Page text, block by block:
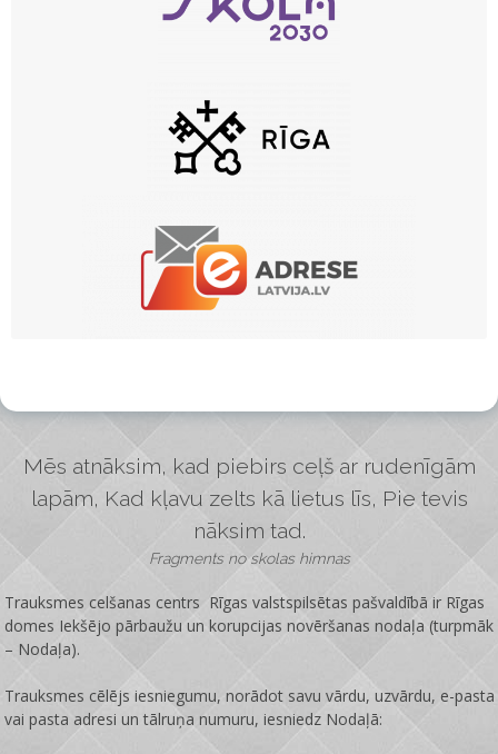
Mēs atnāksim, kad piebirs ceļš ar rudenīgām
lapām, Kad kļavu zelts kā lietus līs, Pie tevis
nāksim tad.
Fragments no skolas himnas
Trauksmes celšanas centrs Rīgas valstspilsētas pašvaldībā ir Rīgas
domes Iekšējo pārbaužu un korupcijas novēršanas nodaļa (turpmāk
– Nodaļa).
Trauksmes cēlējs iesniegumu, norādot savu vārdu, uzvārdu, e-pasta
vai pasta adresi un tālruņa numuru, iesniedz Nodaļā: